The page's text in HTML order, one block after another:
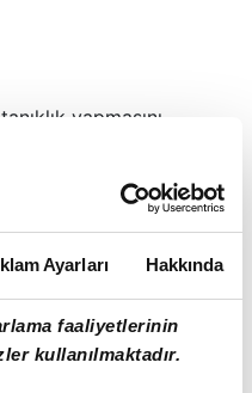
Ayarları Hakkında
faaliyetlerinin
kullanılmaktadır.
yapmasını
hâkim davayı bir ay
ulaşmıştır. Fakat şüphe
Ülker'i Selim'in
ve Bilal, Ülker'i aramaya
gelenlerden kendini
işyerinden sonra
sokağında ev